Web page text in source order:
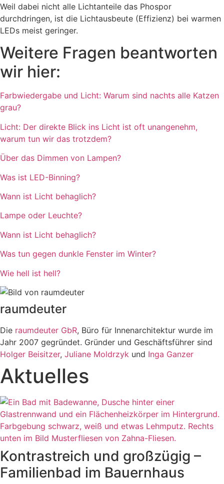
Weil dabei nicht alle Lichtanteile das Phospor
durchdringen, ist die Lichtausbeute (Effizienz) bei warmen
LEDs meist geringer.
Weitere Fragen beantworten
wir hier:
Farbwiedergabe und Licht: Warum sind nachts alle Katzen
grau?
Licht: Der direkte Blick ins Licht ist oft unangenehm,
warum tun wir das trotzdem?
Über das Dimmen von Lampen?
Was ist LED-Binning?
Wann ist Licht behaglich?
Lampe oder Leuchte?
Wann ist Licht behaglich?
Was tun gegen dunkle Fenster im Winter?
Wie hell ist hell?
raumdeuter
Die raumdeuter GbR, Büro für Innenarchitektur wurde im
Jahr 2007 gegründet. Gründer und Geschäftsführer sind
Holger Beisitzer, Juliane Moldrzyk und Inga Ganzer
Aktuelles
Kontrastreich und großzügig –
Familienbad im Bauernhaus